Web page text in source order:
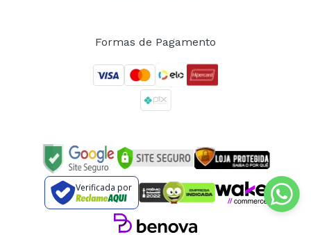
Formas de Pagamento
Verificada por